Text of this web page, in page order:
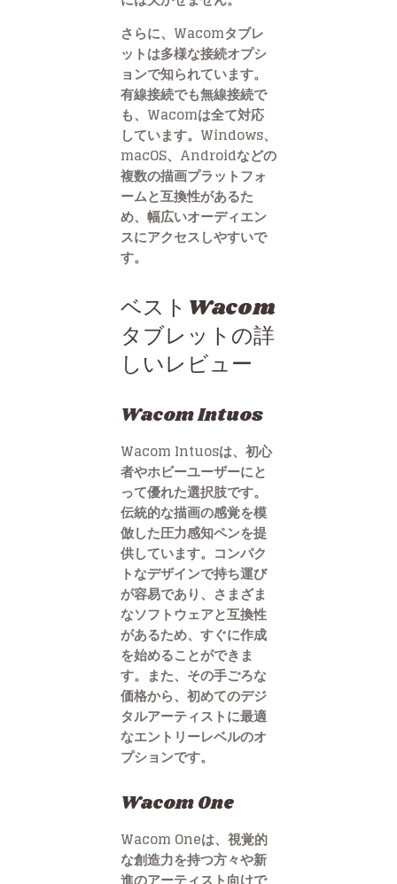
さらに、Wacomタブレ
ットは多様な接続オプシ
ョンで知られています。
有線接続でも無線接続で
も、Wacomは全て対応
しています。Windows、
macOS、Androidなどの
複数の描画プラットフォ
ームと互換性があるた
め、幅広いオーディエン
スにアクセスしやすいで
す。
ベストWacom
タブレットの詳
しいレビュー
Wacom Intuos
Wacom Intuosは、初心
者やホビーユーザーにと
って優れた選択肢です。
伝統的な描画の感覚を模
倣した圧力感知ペンを提
供しています。コンパク
トなデザインで持ち運び
が容易であり、さまざま
なソフトウェアと互換性
があるため、すぐに作成
を始めることができま
す。また、その手ごろな
価格から、初めてのデジ
タルアーティストに最適
なエントリーレベルのオ
プションです。
Wacom One
Wacom Oneは、視覚的
な創造力を持つ方々や新